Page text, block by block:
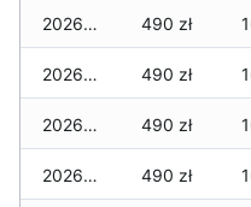
2026-04-02 490 zł
2026-04-01 490 zł
2026-03-31 490 zł
2026-03-30 490 zł